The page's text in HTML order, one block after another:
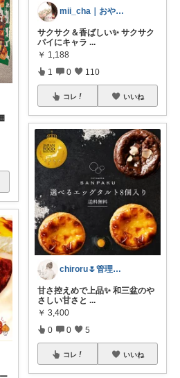
🍫
mii_cha｜おやつと暮らし🌷
サクサク＆香ばしい✨ サクサク
パイにキャラ ...
￥ 1,188
1 0 110
コレ いいね
chiroru🌷管理栄養士ママ
甘さ控えめで上品✨ 和三盆のや
さしい甘さと ...
￥ 3,400
0 0 5
コレ いいね